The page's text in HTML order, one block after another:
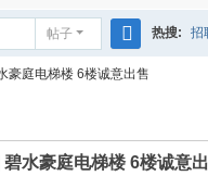
帖子
搜
热搜: 招
豪庭电梯楼 6楼诚意出售
碧水豪庭电梯楼 6楼诚意